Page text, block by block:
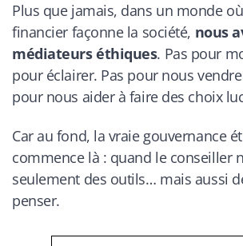
Plus que jamais, dans un monde
financier façonne la société, nous
médiateurs éthiques. Pas pour
pour éclairer. Pas pour nous
pour nous aider à faire des choix
Car au fond, la vraie gouvernance
commence là : quand le conseiller
seulement des outils… mais aussi
penser.